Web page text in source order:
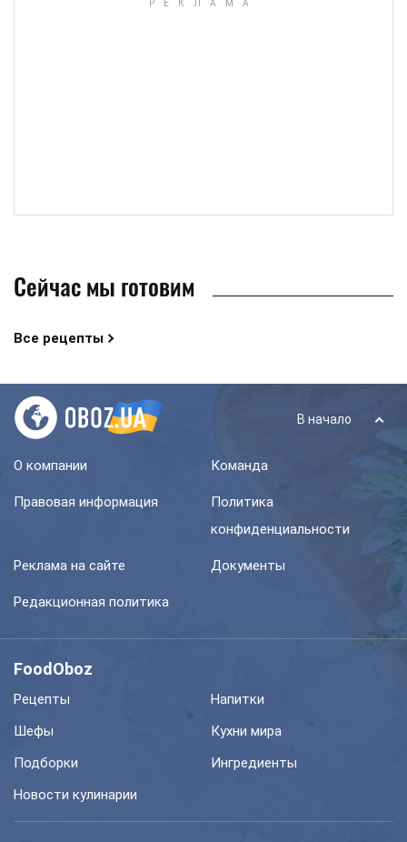
Сейчас мы готовим
Все рецепты
В начало
О компании Команда
Правовая информация
Политика
конфиденциальности
Реклама на сайте Документы
Редакционная политика
FoodOboz
Рецепты
Напитки
Шефы
Кухни мира
Подборки
Ингредиенты
Новости кулинарии